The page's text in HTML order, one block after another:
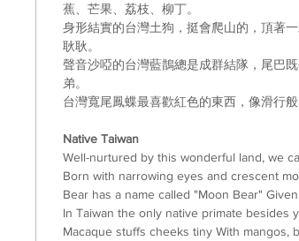
蕉
芒果 荔枝 柳丁。
身形結實的台灣土狗 ，挺會爬山的，頂著
耿耿。
聲音沙啞的台灣藍鵲總是成群結隊，尾巴既
弟。
台灣寬尾鳳蝶最喜歡紅色的東西，像滑行般
Native Taiwan
Well-nurtured by this wonderful land, we
Born with narrowing eyes and crescent
Bear has a name called "Moon Bear"
In Taiwan the only native primate besides
Macaque stuffs cheeks tiny With mangos,